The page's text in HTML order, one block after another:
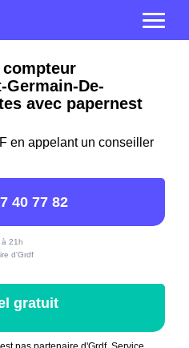
De-
avec papernest
en appelant un conseiller
40 77 82
21h
d'Grdf
gratuit